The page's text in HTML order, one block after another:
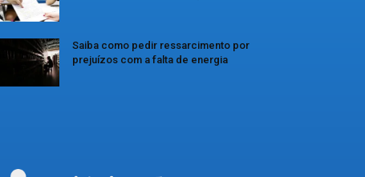
Saiba como pedir ressarcimento por
prejuízos com a falta de energia